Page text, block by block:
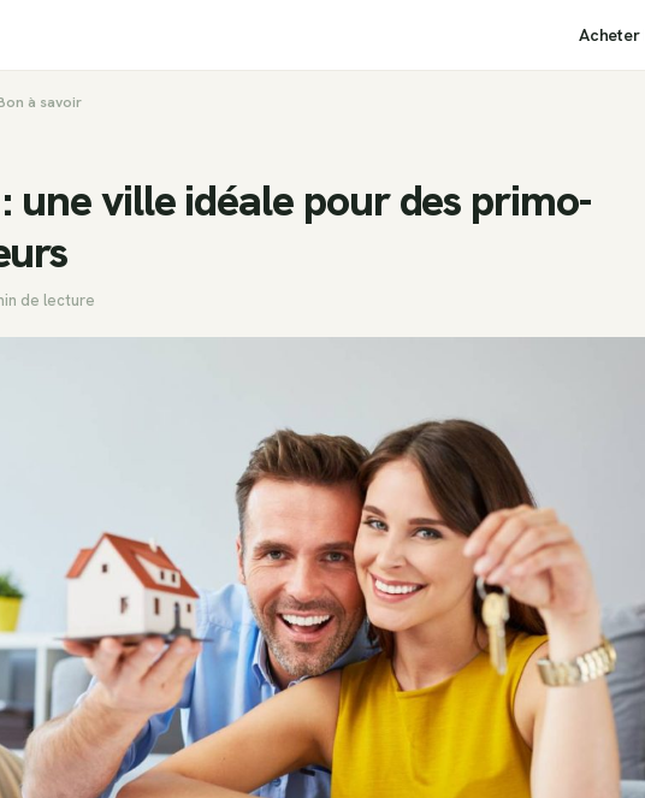
Acheter
à savoir
une ville idéale pour des primo-
de lecture